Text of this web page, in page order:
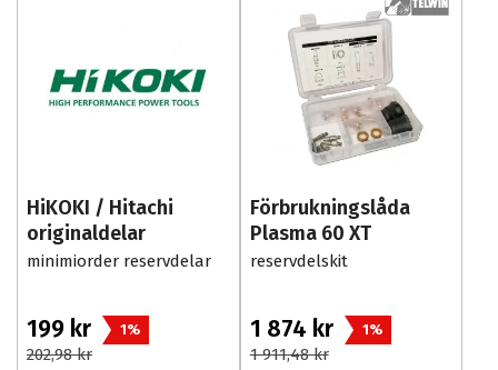
HiKOKI / Hitachi
originaldelar
minimiorder reservdelar
199 kr 1%
202,98 kr
Förbrukningslåda
Plasma 60 XT
reservdelskit
1 874 kr 1%
1 911,48 kr